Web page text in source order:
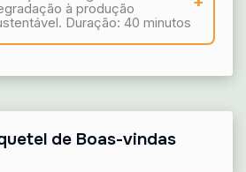
UFMG / CCarbon
à produção
Duração: 40 minutos
UFPB
de Boas-vindas